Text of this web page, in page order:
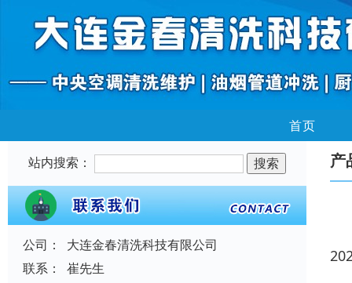
首页
站内搜索：
公司：
大连金春清洗科技有限公司
联系：
崔先生
产